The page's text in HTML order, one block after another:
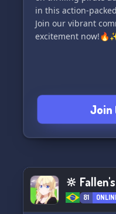
in this action-
Join our vibrant
excitement
Join
🔆
81